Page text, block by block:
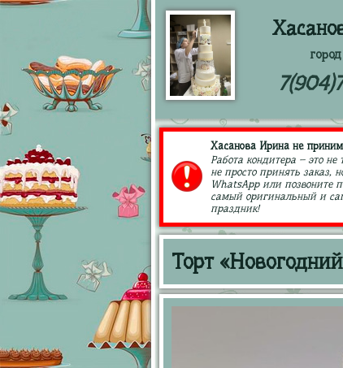
Хасанова Ирина не
Работа кондитера – это
не просто принять заказ,
WhatsApp или позвоните
самый оригинальный и
праздник!
Торт